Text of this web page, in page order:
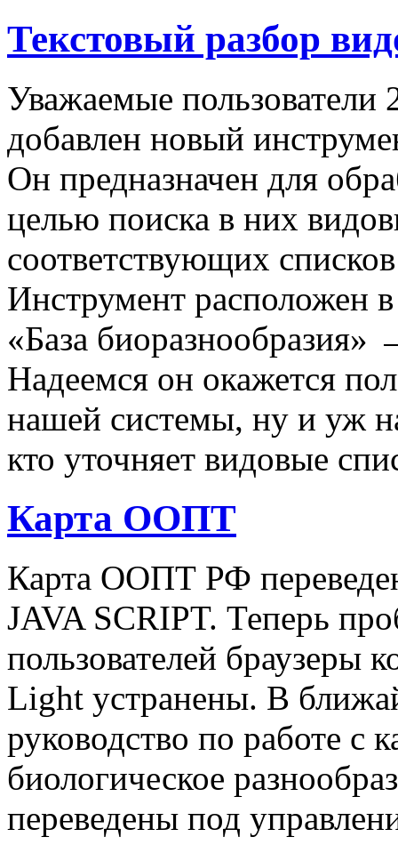
Текстовый разбор
Уважаемые
добавлен новый
Он предназначен для
целью поиска в них
соответствующих
Инструмент расположен
«База
Надеемся он окажется
нашей системы, ну и уж
кто уточняет видовые
Карта ООПТ
Карта ООПТ РФ
JAVA SCRIPT. Теперь
пользователей браузеры
Light устранены. В
руководство по работе с
биологическое
переведены под